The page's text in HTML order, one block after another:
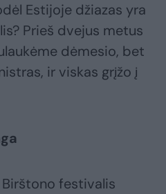
Estijoje džiazas yra
Prieš dvejus metus
dėmesio, bet
ir viskas grįžo į
festivalis